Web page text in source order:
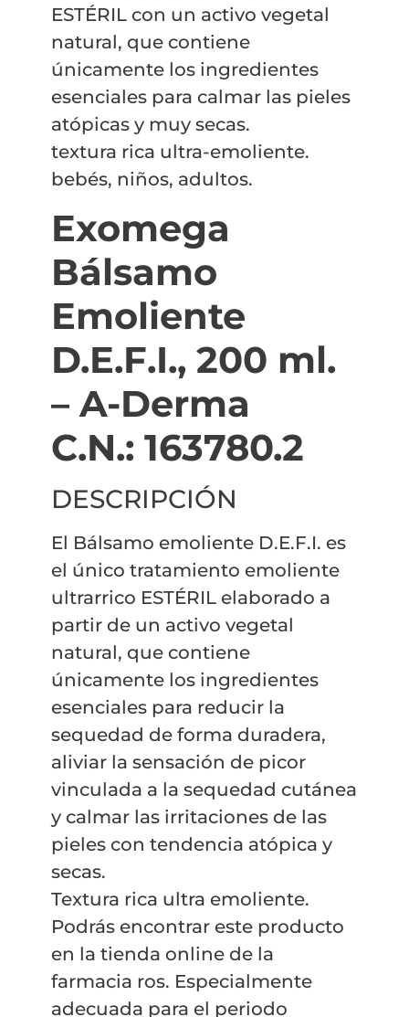
ESTÉRIL con un activo vegetal
natural, que contiene
únicamente los ingredientes
esenciales para calmar las pieles
atópicas y muy secas.
textura rica ultra-emoliente.
bebés, niños, adultos.
Exomega
Bálsamo
Emoliente
D.E.F.I., 200 ml.
– A-Derma
C.N.: 163780.2
DESCRIPCIÓN
El Bálsamo emoliente D.E.F.I. es
el único tratamiento emoliente
ultrarrico ESTÉRIL elaborado a
partir de un activo vegetal
natural, que contiene
únicamente los ingredientes
esenciales para reducir la
sequedad de forma duradera,
aliviar la sensación de picor
vinculada a la sequedad cutánea
y calmar las irritaciones de las
pieles con tendencia atópica y
secas.
Textura rica ultra emoliente.
Podrás encontrar este producto
en la tienda online de la
farmacia ros. Especialmente
adecuada para el periodo